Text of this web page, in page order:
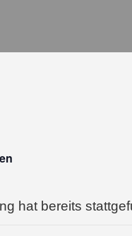
hat bereits